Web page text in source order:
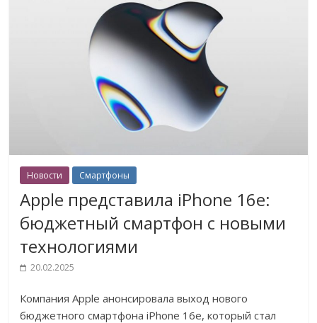
Новости Смартфоны
Apple представила iPhone 16e:
бюджетный смартфон с новыми
технологиями
20.02.2025
Компания Apple анонсировала выход нового
бюджетного смартфона iPhone 16e, который стал